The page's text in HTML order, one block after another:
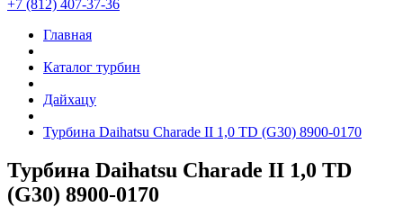
+7 (812) 407-37-36
Главная
Каталог турбин
Дайхацу
Турбина Daihatsu Charade II 1,0 TD (G30) 8900-0170
Турбина Daihatsu Charade II 1,0 TD
(G30) 8900-0170